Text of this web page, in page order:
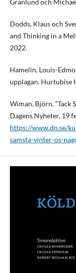
Granlund och
Dodds, Klaus och
and Thinking in a
2022.
Hamelin, Louis-
upplagan. Hurtubise
Wiman, Björn. “Tack
Dagens Nyheter, 19
https://www.dn.se/
samsta-vinter-os-